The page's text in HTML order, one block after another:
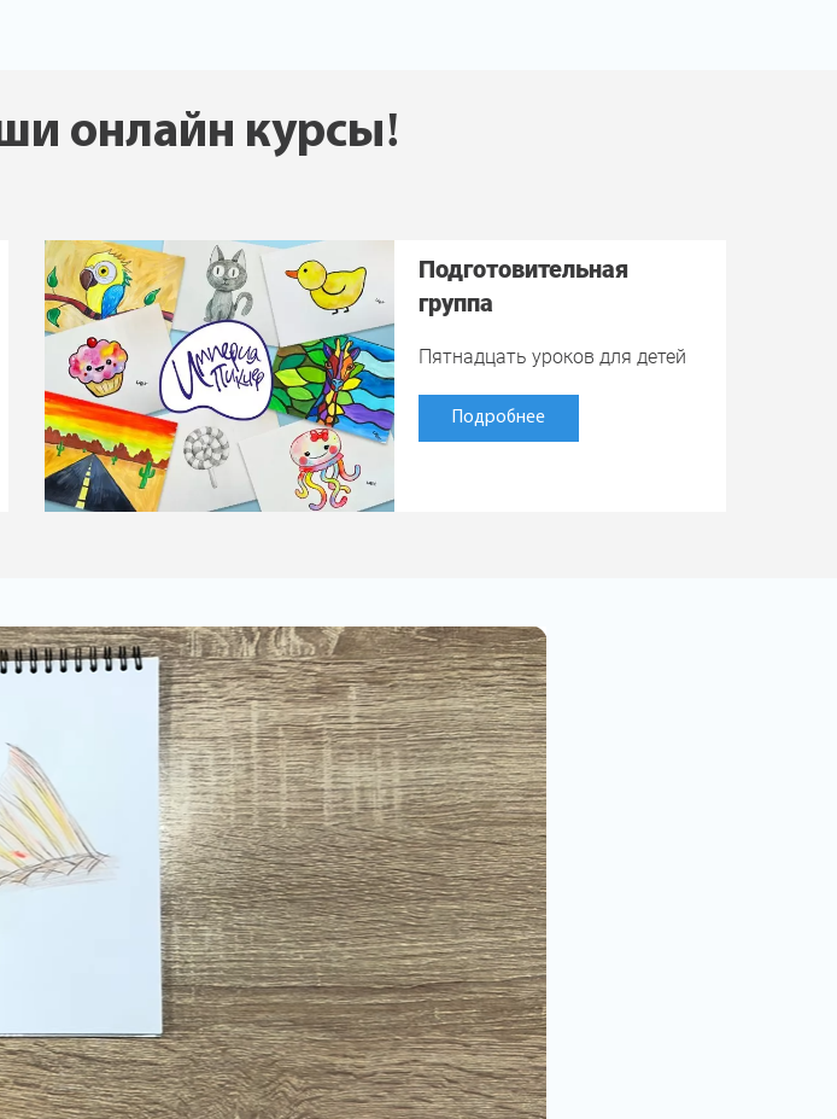
онлайн курсы!
Подготовительная
группа
Пятнадцать уроков для детей
Подробнее